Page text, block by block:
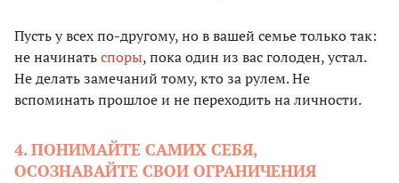
Пусть у всех по-другому, но в вашей семье только так:
не начинатьспоры, пока один из вас голоден, устал.
Не делать замечаний тому, кто за рулем. Не
вспоминать прошлое и не переходить на личности.
4. ПОНИМАЙТЕ САМИХ СЕБЯ,
ОСОЗНАВАЙТЕ СВОИ ОГРАНИЧЕНИЯ